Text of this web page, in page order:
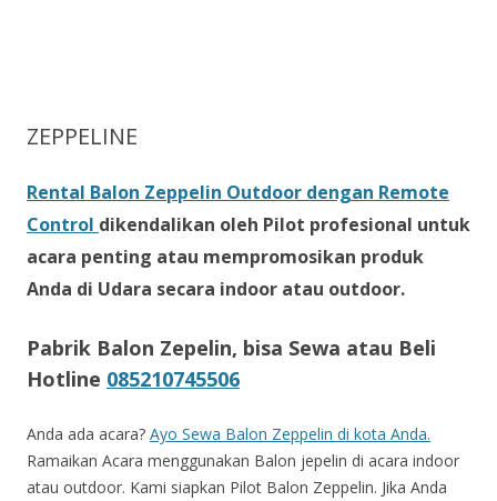
ZEPPELINE
Rental Balon Zeppelin Outdoor dengan Remote
Control dikendalikan oleh Pilot profesional untuk
acara penting atau mempromosikan produk
Anda di Udara secara indoor atau outdoor.
Pabrik Balon Zepelin, bisa Sewa atau Beli
Hotline 085210745506
Anda ada acara? Ayo Sewa Balon Zeppelin di kota Anda.
Ramaikan Acara menggunakan Balon jepelin di acara indoor
atau outdoor. Kami siapkan Pilot Balon Zeppelin. Jika Anda